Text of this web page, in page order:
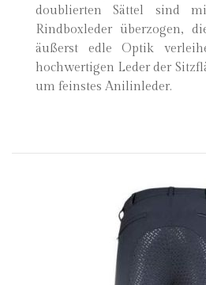
doublierten Sättel sind
Rindboxleder überzogen,
äußerst edle Optik
hochwertigen Leder der
um feinstes Anilinleder.